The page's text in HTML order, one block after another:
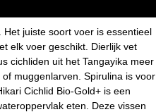
juiste soort voer is essentieel
elk voer geschikt. Dierlijk vet
cichliden uit het Tangayika meer
muggenlarven. Spirulina is voor
Cichlid Bio-Gold+ is een
eten. Deze vissen